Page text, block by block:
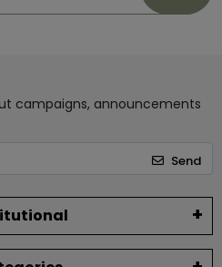
campaigns, announcements
Send